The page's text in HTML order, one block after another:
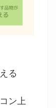
る
ン上